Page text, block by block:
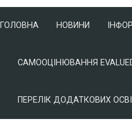
ГОЛОВНА НОВИНИ
САМООЦІНЮВАННЯ
ПЕРЕЛІК ДОДАТКОВИХ